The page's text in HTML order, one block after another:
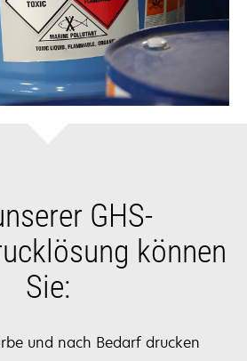
GHS-
können
Sie:
und nach Bedarf drucken